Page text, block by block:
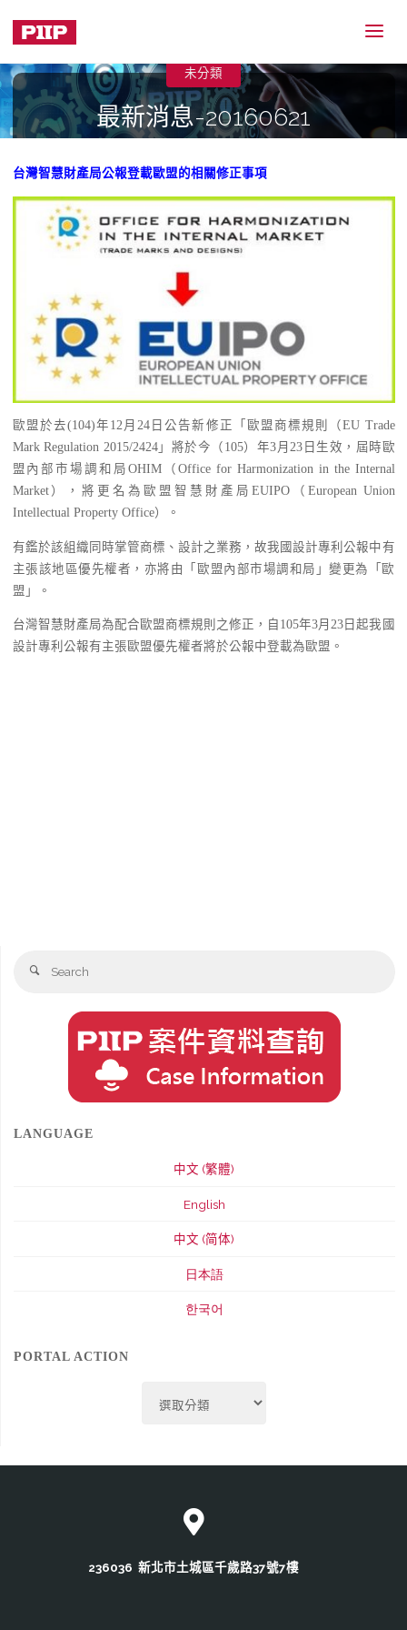
最新消息-20160621
未分類
台灣智慧財產局公報登載歐盟的相關修正事項
歐盟於去(104)年12月24日公告新修正「歐盟商標規則（EU Trade
Mark Regulation 2015/2424」將於今（105）年3月23日生效，屆時歐
盟內部市場調和局OHIM（Office for Harmonization in the Internal
Market），將更名為歐盟智慧財產局EUIPO（European Union
Intellectual Property Office）。
有鑑於該組織同時掌管商標、設計之業務，故我國設計專利公報中有
主張該地區優先權者，亦將由「歐盟內部市場調和局」變更為「歐
盟」。
台灣智慧財產局為配合歐盟商標規則之修正，自105年3月23日起我國
設計專利公報有主張歐盟優先權者將於公報中登載為歐盟。
Search
LANGUAGE
中文 (繁體)
English
中文 (简体)
日本語
한국어
PORTAL ACTION
Action
236036 新北市土城區千歲路37號7樓